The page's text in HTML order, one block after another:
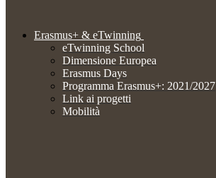
Erasmus+ & eTwinning
eTwinning School
Dimensione Europea
Erasmus Days
Programma Erasmus+: 2021/2027
Link ai progetti
Mobilità